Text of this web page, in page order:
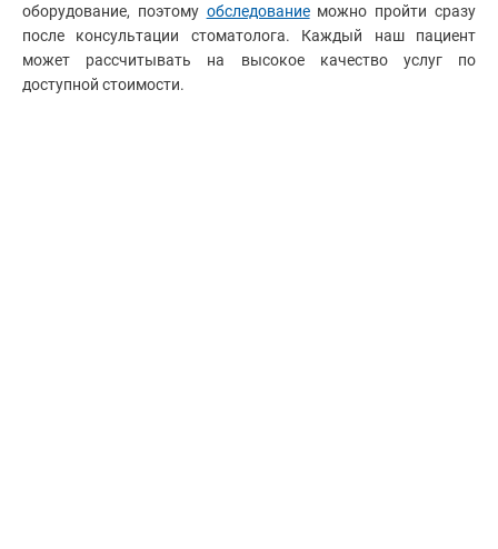
оборудование, поэтому обследованиеможно пройти сразу
после консультации стоматолога. Каждый наш пациент
может рассчитывать на высокое качество услуг по
доступной стоимости.